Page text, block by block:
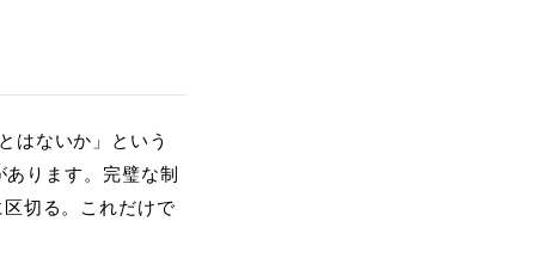
はないか」という
ります。完璧な制
切る。これだけで